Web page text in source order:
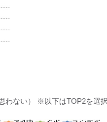
わない） ※以下はTOP2を選